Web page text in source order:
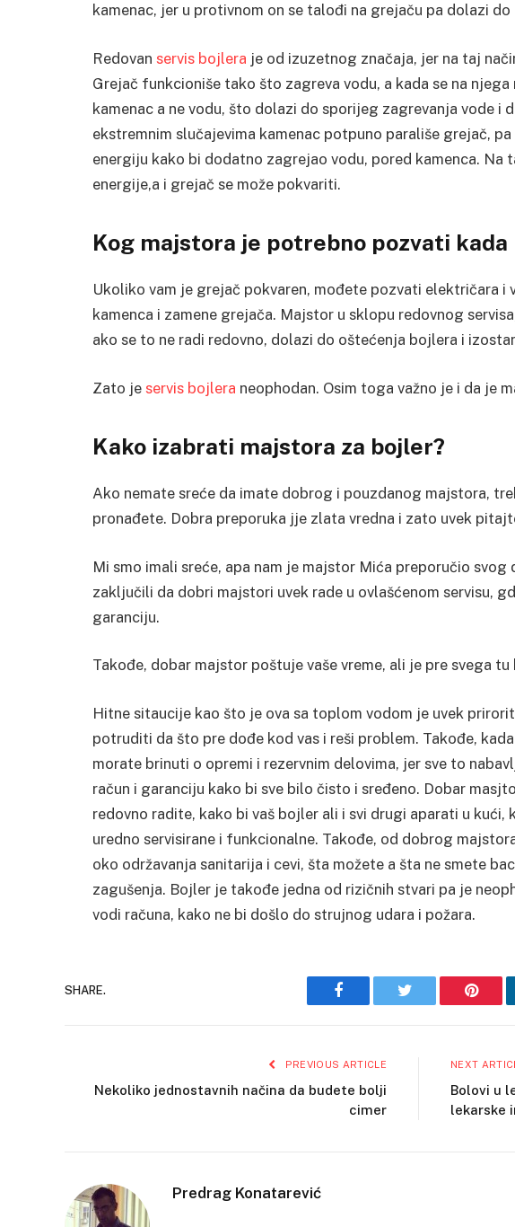
kamenac, jer u protivnom on se talođi na grejaču pa dolazi
Redovan servis bojlera je od izuzetnog značaja, jer na taj
Grejač funkcioniše tako što zagreva vodu, a kada se na
kamenac a ne vodu, što dolazi do sporijeg zagrevanja vode i
ekstremnim slučajevima kamenac potpuno parališe grejač,
energiju kako bi dodatno zagrejao vodu, pored kamenca. Na
energije,a i grejač se može pokvariti.
Kog majstora je potrebno pozvati
Ukoliko vam je grejač pokvaren, mođete pozvati električara i
kamenca i zamene grejača. Majstor u sklopu redovnog
ako se to ne radi redovno, dolazi do oštećenja bojlera i
Zato je servis bojlera neophodan. Osim toga važno je i da je
Kako izabrati majstora za bojler?
Ako nemate sreće da imate dobrog i pouzdanog majstora,
pronađete. Dobra preporuka jje zlata vredna i zato uvek
Mi smo imali sreće, apa nam je majstor Mića preporučio
zaključili da dobri majstori uvek rade u ovlašćenom servisu,
garanciju.
Takođe, dobar majstor poštuje vaše vreme, ali je pre svega
Hitne sitaucije kao što je ova sa toplom vodom je uvek
potruditi da što pre dođe kod vas i reši problem. Takođe,
morate brinuti o opremi i rezervnim delovima, jer sve to
račun i garanciju kako bi sve bilo čisto i sređeno. Dobar
redovno radite, kako bi vaš bojler ali i svi drugi aparati u kući,
uredno servisirane i funkcionalne. Takođe, od dobrog
oko održavanja sanitarija i cevi, šta možete a šta ne smete
zagušenja. Bojler je takođe jedna od rizičnih stvari pa je
vodi računa, kako ne bi došlo do strujnog udara i požara.
SHARE. Facebook Twitter
PREVIOUS ARTICLE
Nekoliko jednostavnih načina da budete bolji
cimer
NEXT
Bolovi u
lekarske
Predrag Konatarević